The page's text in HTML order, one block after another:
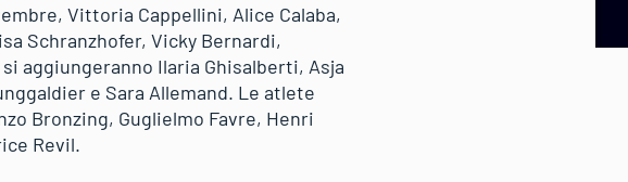
Vittoria Cappellini, Alice Calaba,
Schranzhofer, Vicky Bernardi,
aggiungeranno Ilaria Ghisalberti, Asja
e Sara Allemand. Le atlete
Bronzing, Guglielmo Favre, Henri
Revil.